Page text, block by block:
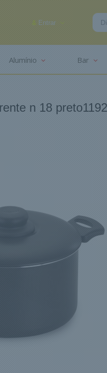
99291-2625
Entrar
Alumínio Bar
n 18